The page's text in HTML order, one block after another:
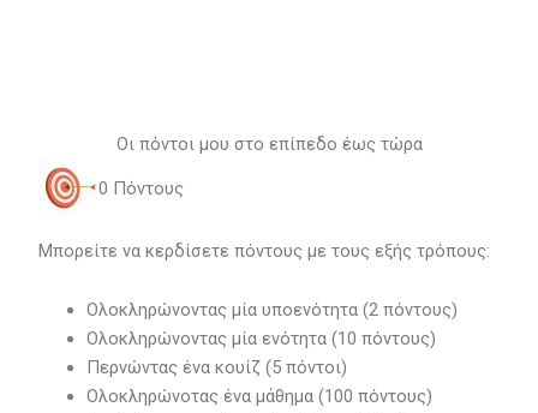
Οι πόντοι μου στο επίπεδο έως τώρα
0 Πόντους
Μπορείτε να κερδίσετε πόντους με τους εξής τρόπους:
Ολοκληρώνοντας μία υποενότητα (2 πόντους)
Ολοκληρώνοντας μία ενότητα (10 πόντους)
Περνώντας ένα κουίζ (5 πόντοι)
Ολοκληρώνοτας ένα μάθημα (100 πόντους)